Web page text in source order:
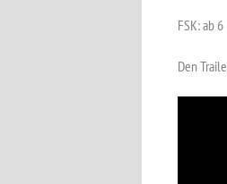
FSK: ab 6
Den